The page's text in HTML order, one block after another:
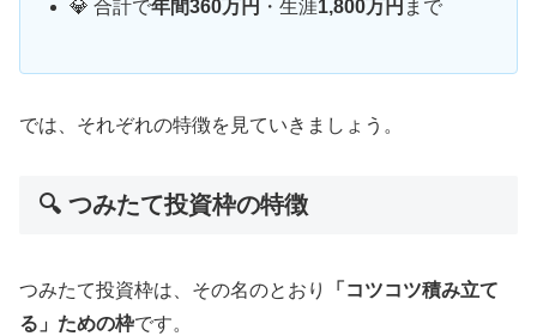
💎 合計で年間360万円 ・生涯1,800万円 まで
では、それぞれの特徴を見ていきましょう。
🔍 つみたて投資枠の特徴
つみたて投資枠は、その名のとおり
「コツコツ積み立て
る」ための枠です。